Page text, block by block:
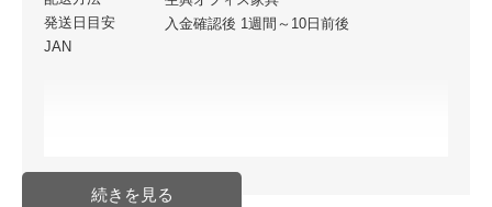
発送日目安
入金確認後 1週間～10日前後
JAN